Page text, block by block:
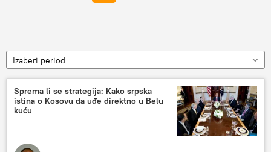
Izaberi period
Sprema li se strategija: Kako srpska
istina o Kosovu da uđe direktno u Belu
kuću